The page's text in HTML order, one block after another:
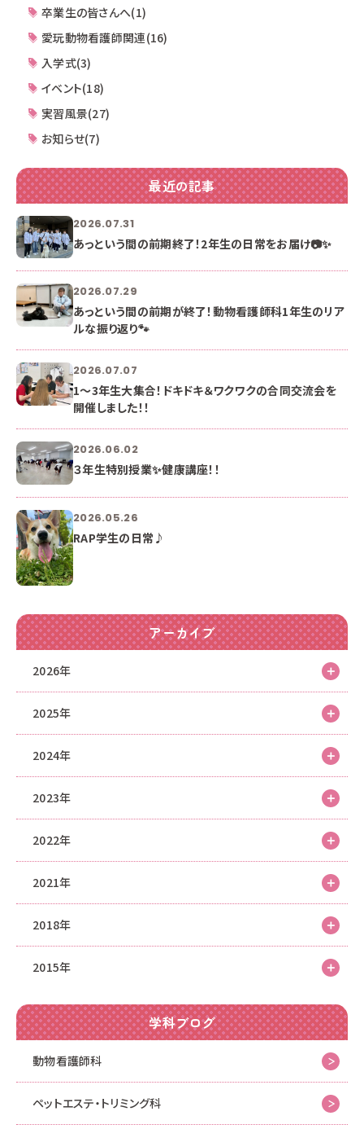
卒業生の皆さんへ(1)
愛玩動物看護師関連(16)
入学式(3)
イベント(18)
実習風景(27)
お知らせ(7)
最近の記事
2026.07.31
あっという間の前期終了！2年生の日常をお届け📷✨
2026.07.29
あっという間の前期が終了！動物看護師科1年生のリア
ルな振り返り🐾
2026.07.07
1〜3年生大集合！ドキドキ＆ワクワクの合同交流会を
開催しました！！
2026.06.02
３年生特別授業✨健康講座！！
2026.05.26
RAP学生の日常♪
アーカイブ
2026年
2025年
2024年
2023年
2022年
2021年
2018年
2015年
学科ブログ
動物看護師科
ペットエステ・トリミング科